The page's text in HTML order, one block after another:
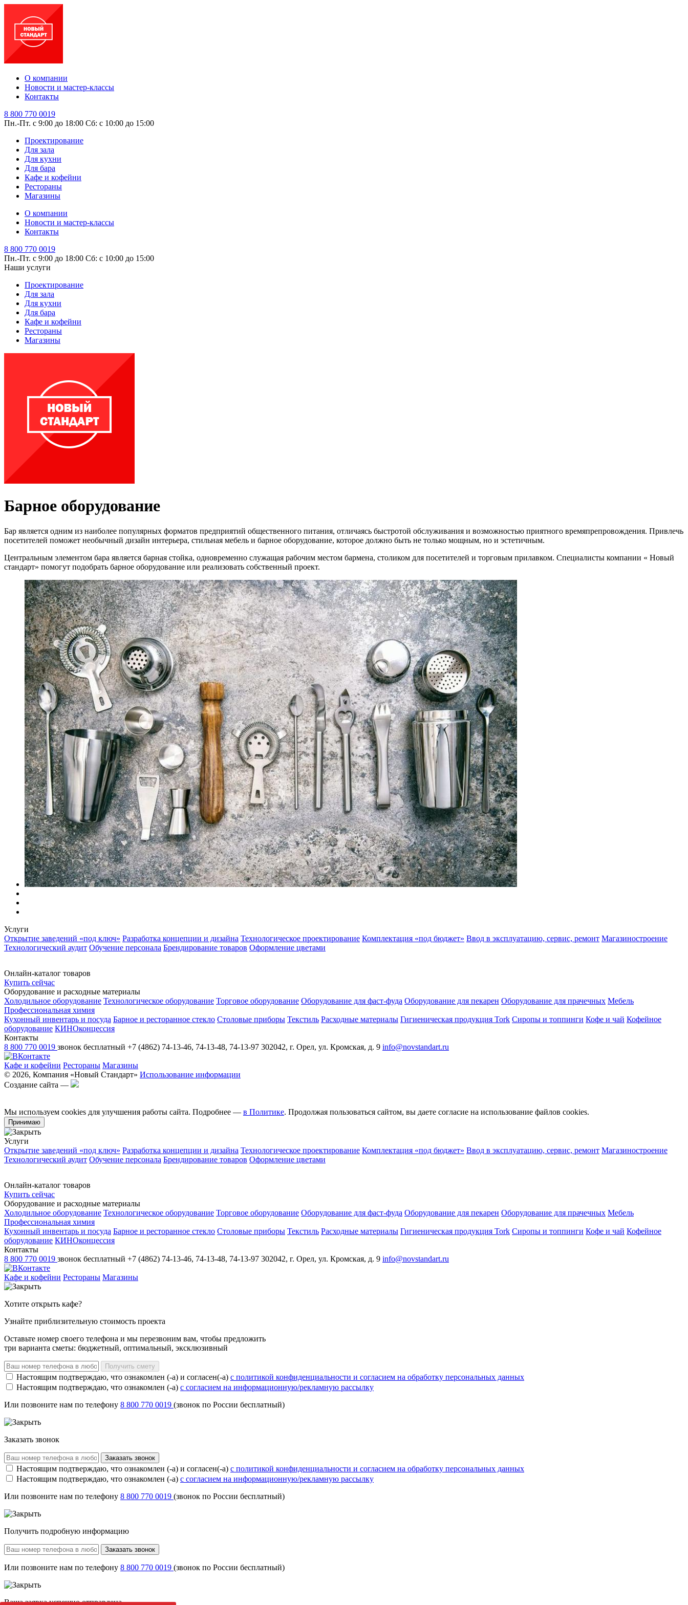
О компании
Новости и мастер-классы
Контакты
8 800 770 0019
Пн.-Пт. с 9:00 до 18:00 Сб: с 10:00 до 15:00
Проектирование
Для зала
Для кухни
Для бара
Кафе и кофейни
Рестораны
Магазины
О компании
Новости и мастер-классы
Контакты
8 800 770 0019
Пн.-Пт. с 9:00 до 18:00 Сб: с 10:00 до 15:00
Наши услуги
Проектирование
Для зала
Для кухни
Для бара
Кафе и кофейни
Рестораны
Магазины
Барное оборудование
Бар является одним из наиболее популярных форматов предприятий общественного питания, отличаясь быстротой обслуживания и возможностью приятного времяпрепровождения. Привлечь
посетителей поможет необычный дизайн интерьера, стильная мебель и барное оборудование, которое должно быть не только мощным, но и эстетичным.
Центральным элементом бара является барная стойка, одновременно служащая рабочим местом бармена, столиком для посетителей и торговым прилавком. Специалисты компании « Новый
стандарт» помогут подобрать барное оборудование или реализовать собственный проект.
Услуги
Открытие заведений «под ключ» Разработка концепции и дизайна Технологическое проектирование Комплектация «под бюджет» Ввод в эксплуатацию, сервис, ремонт Магазиностроение
Технологический аудит Обучение персонала Брендирование товаров Оформление цветами
Онлайн-каталог товаров
Купить сейчас
Оборудование и расходные материалы
Холодильное оборудование Технологическое оборудование Торговое оборудование Оборудование для фаст-фуда Оборудование для пекарен Оборудование для прачечных Мебель
Профессиональная химия
Кухонный инвентарь и посуда Барное и ресторанное стекло Столовые приборы Текстиль Расходные материалы Гигиеническая продукция Tork Сиропы и топпинги Кофе и чай Кофейное
оборудование КИНОконцессия
Контакты
8 800 770 0019 звонок бесплатный +7 (4862) 74-13-46, 74-13-48, 74-13-97 302042, г. Орел, ул. Кромская, д. 9 info@novstandart.ru
Кафе и кофейни Рестораны Магазины
© 2026, Компания «Новый Стандарт» Использование информации
Создание сайта —
Мы используем cookies для улучшения работы сайта. Подробнее — в Политике. Продолжая пользоваться сайтом, вы даете согласие на использование файлов cookies.
Принимаю
Услуги
Открытие заведений «под ключ» Разработка концепции и дизайна Технологическое проектирование Комплектация «под бюджет» Ввод в эксплуатацию, сервис, ремонт Магазиностроение
Технологический аудит Обучение персонала Брендирование товаров Оформление цветами
Онлайн-каталог товаров
Купить сейчас
Оборудование и расходные материалы
Холодильное оборудование Технологическое оборудование Торговое оборудование Оборудование для фаст-фуда Оборудование для пекарен Оборудование для прачечных Мебель
Профессиональная химия
Кухонный инвентарь и посуда Барное и ресторанное стекло Столовые приборы Текстиль Расходные материалы Гигиеническая продукция Tork Сиропы и топпинги Кофе и чай Кофейное
оборудование КИНОконцессия
Контакты
8 800 770 0019 звонок бесплатный +7 (4862) 74-13-46, 74-13-48, 74-13-97 302042, г. Орел, ул. Кромская, д. 9 info@novstandart.ru
Кафе и кофейни Рестораны Магазины
Хотите открыть кафе?
Узнайте приблизительную стоимость проекта
Оставьте номер своего телефона и мы перезвоним вам, чтобы предложить
три варианта сметы: бюджетный, оптимальный, эксклюзивный
Получить смету
Настоящим подтверждаю, что ознакомлен (-а) и согласен(-а) с политикой конфиденциальности и согласием на обработку персональных данных
Настоящим подтверждаю, что ознакомлен (-а) с согласием на информационную/рекламную рассылку
Или позвоните нам по телефону 8 800 770 0019 (звонок по России бесплатный)
Заказать звонок
Заказать звонок
Настоящим подтверждаю, что ознакомлен (-а) и согласен(-а) с политикой конфиденциальности и согласием на обработку персональных данных
Настоящим подтверждаю, что ознакомлен (-а) с согласием на информационную/рекламную рассылку
Или позвоните нам по телефону 8 800 770 0019 (звонок по России бесплатный)
Получить подробную информацию
Заказать звонок
Или позвоните нам по телефону 8 800 770 0019 (звонок по России бесплатный)
Ваша заявка успешно отправлена